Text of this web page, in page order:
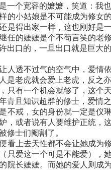
个宽容的嬷嬷，笑道：我也
小姑娘是不可能成为修女
是得出家一样，这也刚好是
任的嬷嬷是个不苟言笑的老
出口的，一旦出口就是巨大的
透不过气的空气中，爱情
是老虎就会爱上老虎，反之亦
有一个机会就够了，这个
青且知识超群的修士，爱情之
戒，女的身份就一定是仪
，或者说有人要维护正统，
修士们阉割了。
上去天性都不会让她成为
只爱这一个可是不能爱），
院长嬷嬷。而她的爱人则成